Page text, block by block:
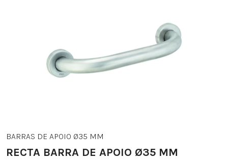
BARRAS DE APOIO Ø35 MM
RECTA BARRA DE APOIO Ø35 MM